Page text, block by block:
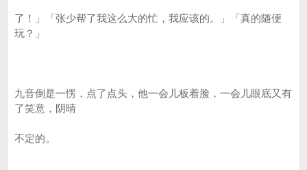
了！」「张少帮了我这么大的忙，我应该的。」「真的随便
玩？」
九音倒是一愣，点了点头，他一会儿板着脸，一会儿眼底又有
了笑意，阴晴
不定的。